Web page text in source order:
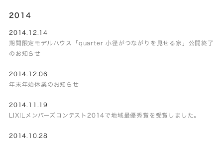
2014
2014.12.14
期間限定モデルハウス「quarter 小径がつながりを見せる家」公開終了
のお知らせ
2014.12.06
年末年始休業のお知らせ
2014.11.19
LIXILメンバーズコンテスト2014で地域最優秀賞を受賞しました。
2014.10.28